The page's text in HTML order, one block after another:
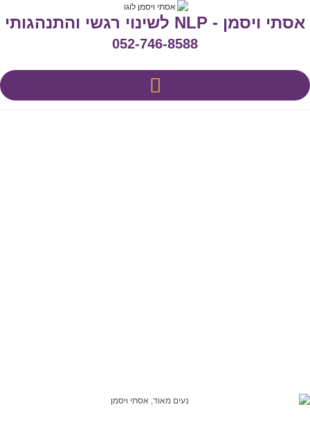
אסתי ויסמן - NLP לשינוי רגשי והתנהגותי
052-746-8588